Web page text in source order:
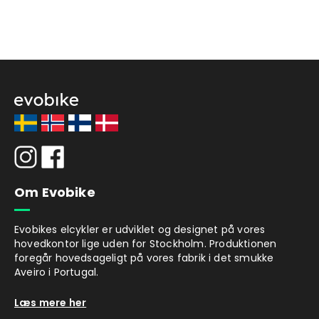
Om Evobike
Evobikes elcykler er udviklet og designet på vores
hovedkontor lige uden for Stockholm. Produktionen
foregår hovedsageligt på vores fabrik i det smukke
Aveiro i Portugal.
Læs mere her